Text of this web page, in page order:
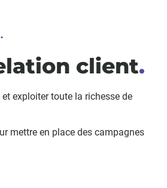
client.
exploiter toute la richesse de
mettre en place des campagnes